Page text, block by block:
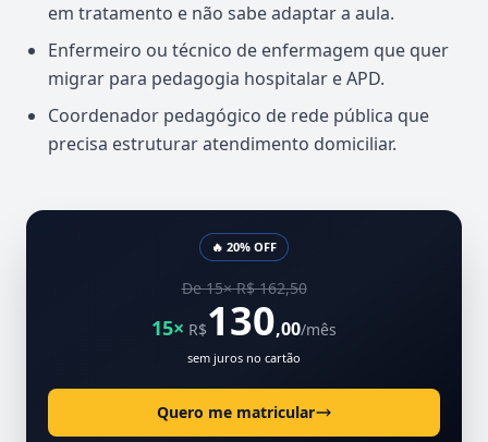
em tratamento e não sabe adaptar a aula.
Enfermeiro ou técnico de enfermagem que quer
migrar para pedagogia hospitalar e APD.
Coordenador pedagógico de rede pública que
precisa estruturar atendimento domiciliar.
🔥 20% OFF
De 15× R$ 162,50
15× R$130,00/mês
sem juros no cartão
Quero me matricular